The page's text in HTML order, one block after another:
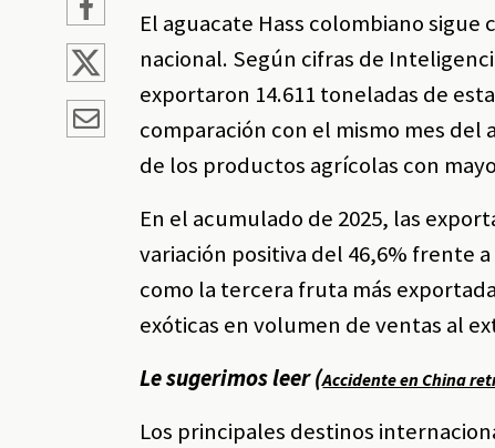
El aguacate Hass colombiano
nacional. Según cifras de
exportaron 14.611 toneladas de
comparación con el mismo mes
de los productos agrícolas con
En el acumulado de 2025, las
variación positiva del 46,6% frente
como la tercera fruta más
exóticas en volumen de ventas al
Le sugerimos leer (Accidente en China
Los principales destinos